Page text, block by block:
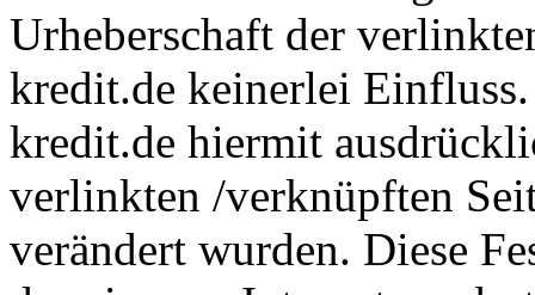
Urheberschaft der
kredit.de keinerlei
kredit.de hiermit
verlinkten /verknüpften
verändert wurden. Diese